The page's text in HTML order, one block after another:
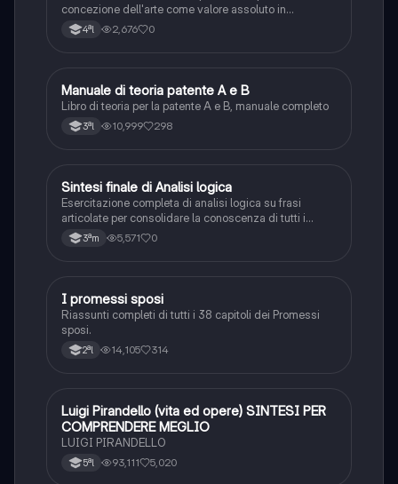
concezione dell'arte come valore assoluto in
D'Annunzio.
4ªl 2,676 0
Italiano
Manuale di teoria patente A e B
Libro di teoria per la patente A e B, manuale completo
3ªl 10,999 298
SItaliano
Sintesi finale di Analisi logica
Esercitazione completa di analisi logica su frasi
articolate per consolidare la conoscenza di tutti i
complementi.
3ªm 5,571 0
Italiano
I promessi sposi
Riassunti completi di tutti i 38 capitoli dei Promessi
sposi.
2ªl 14,105 314
Italiano
Luigi Pirandello (vita ed opere) SINTESI PER
COMPRENDERE MEGLIO
LUIGI PIRANDELLO
5ªl 93,111 5,020